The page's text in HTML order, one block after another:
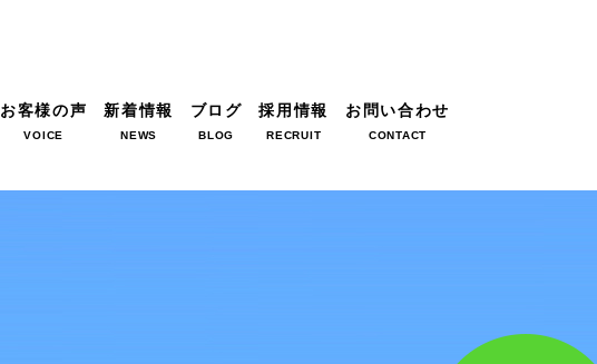
お客様の声
VOICE
新着情報
NEWS
ブログ
BLOG
採用情報
RECRUIT
お問い合わせ
CONTACT